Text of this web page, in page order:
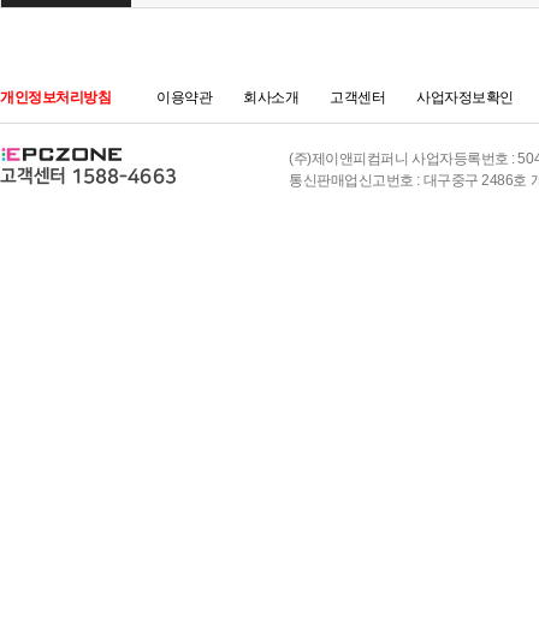
개인정보처리방침 이용약관 회사소개 고객센터 사업자정보확인
(주)제이앤피컴퍼니 사업자등록번호 :
통신판매업신고번호 : 대구중구 2486호